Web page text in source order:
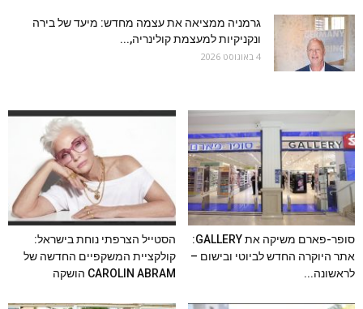
גרמניה ממציאה את עצמה מחדש: מיעד של בירה
ונקניקיות למעצמת קולינריה,...
4 באוגוסט 2026
סופר-פארם משיקה את GALLERY:
אתר היוקרה החדש לביוטי ובישום –
לראשונה...
הסטייל הצרפתי נוחת בישראל:
קולקציית המשקפיים החדשה של
CAROLIN ABRAM הושקה